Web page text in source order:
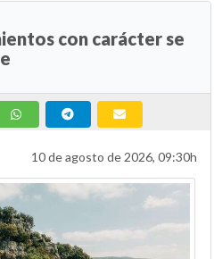
con carácter se
10 de agosto de 2026, 09:30h